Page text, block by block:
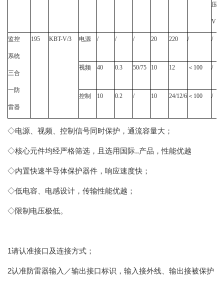
压
V
监控
系统
三合
一防
雷器
195 KBT-V/3 电源 / / / 20 220 / /
视频 40 0.3 50/75 10 12 ＜ 100 /
控制 10 0.2 / 10 24/12/6 ＜ 100 /
◇电源、视频、控制信号同时保护，通流容量大；
◇核心元件均经严格筛选，且选用国际..产品，性能优越
◇内置快速半导体保护器件，响应速度快；
◇低电容、电感设计，传输性能优越；
◇限制电压极低。
1请认准接口及连接方式；
2认准防雷器输入／输出接口标识，输入接外线、输出接被保护